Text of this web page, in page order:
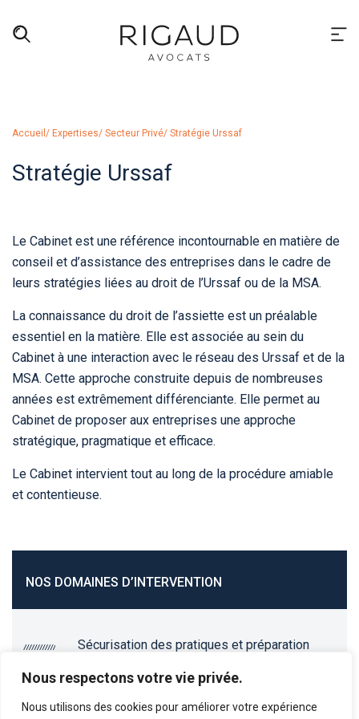
Nous respectons votre vie privée.
Nous utilisons des cookies pour améliorer votre expérience
Accueil / Expertises/ Secteur Privé/ Stratégie Urssaf
Stratégie Urssaf
Le Cabinet est une référence incontournable en matière de
conseil et d’assistance des entreprises dans le cadre de
leurs stratégies liées au droit de l’Urssaf ou de la MSA.
La connaissance du droit de l’assiette est un préalable
essentiel en la matière. Elle est associée au sein du
Cabinet à une interaction avec le réseau des Urssaf et de la
MSA. Cette approche construite depuis de nombreuses
années est extrêmement différenciante. Elle permet au
Cabinet de proposer aux entreprises une approche
stratégique, pragmatique et efficace.
Le Cabinet intervient tout au long de la procédure amiable
et contentieuse.
NOS DOMAINES D’INTERVENTION
Sécurisation des pratiques et préparation
Élaboration de l’ensemble de la politique
Accompagnement en vue de la contestation